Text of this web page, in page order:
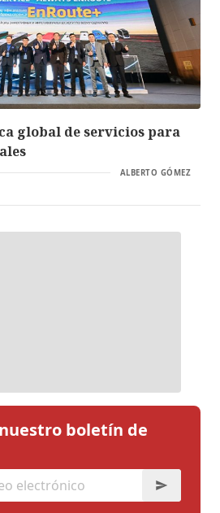
global de servicios para
ALBERTO GÓMEZ
boletín de